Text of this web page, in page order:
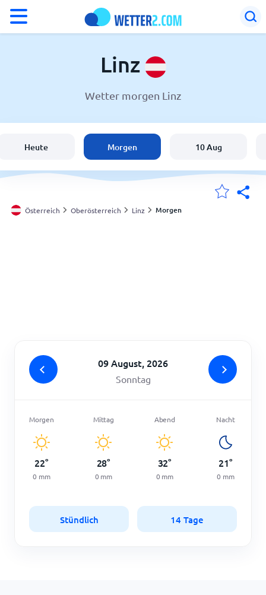
Schweiz
Deutschland
Linz
Wetter morgen Linz
Heute Morgen 10 Aug
Österreich Oberösterreich Linz Morgen
09 August, 2026
Sonntag
Morgen
22°
0 mm
Mittag
28°
0 mm
Abend
32°
0 mm
Nacht
21°
0 mm
Stündlich 14 Tage